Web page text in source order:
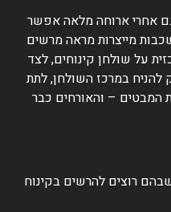
אחרי ארוחה מלאה אפשר
מייצרות מראה מרשים
על שולחן קינוחים, לצד
במרכז השולחן, לתת
– והאורחים כבר
רוצים להרשים בקינוח